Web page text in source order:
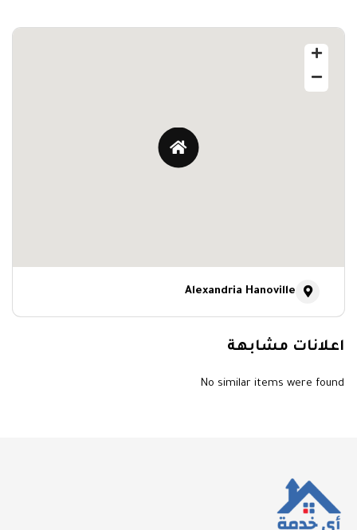
Alexandria Hanoville
اعلانات مشابهة
No similar items were found